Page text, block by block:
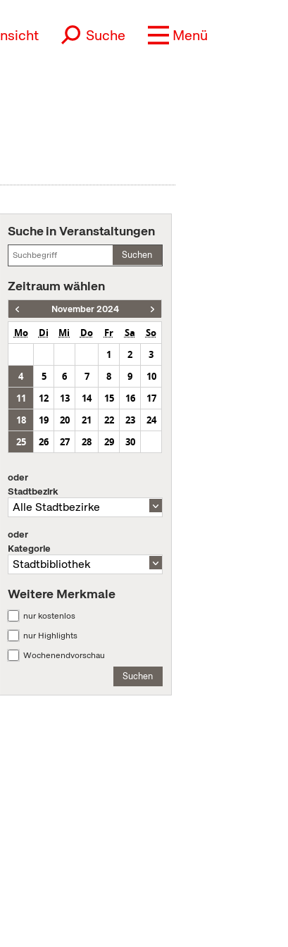
Suche Menü
Suche in Veranstaltungen
Suchen
Zeitraum wählen
November 2024
Mo Di Mi Do Fr Sa
So
1
2
3
4
5 6 7 8 9
10
11
12 13 14 15 16
17
18
19 20 21 22 23
24
25
26 27 28 29 30
oder
Stadtbezirk
oder
Kategorie
Weitere Merkmale
nur kostenlos
nur Highlights
Wochenendvorschau
Suchen